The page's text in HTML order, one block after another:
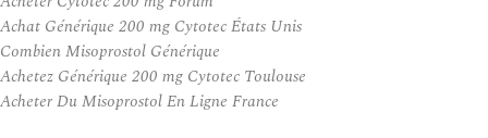
Achat Générique 200 mg Cytotec États Unis
Combien Misoprostol Générique
Achetez Générique 200 mg Cytotec Toulouse
Acheter Du Misoprostol En Ligne France